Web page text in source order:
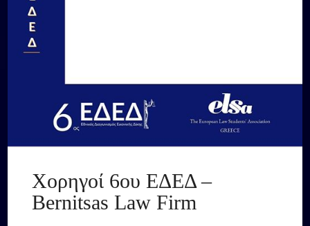
Χορηγοί 6ου ΕΔΕΔ –
Bernitsas Law Firm